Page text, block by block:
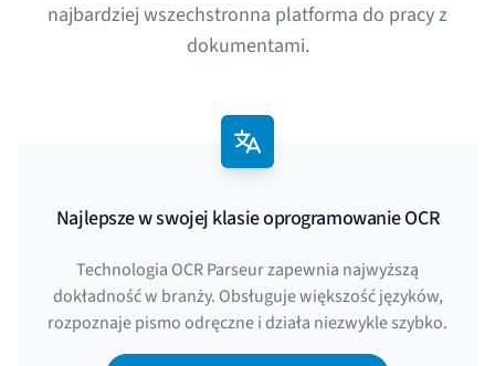
najbardziej wszechstronna platforma do pracy z
dokumentami.
Najlepsze w swojej klasie oprogramowanie OCR
Technologia OCR Parseur zapewnia najwyższą
dokładność w branży. Obsługuje większość języków,
rozpoznaje pismo odręczne i działa niezwykle szybko.